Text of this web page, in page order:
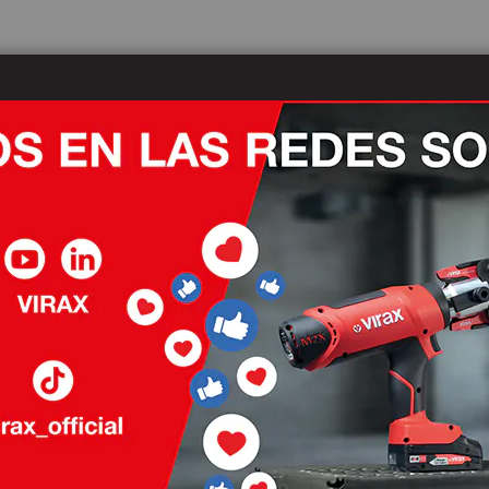
Actualidades Nuestros distribuidores
Los + de los
accesorios,
Transporte
Vista directa
Compatible